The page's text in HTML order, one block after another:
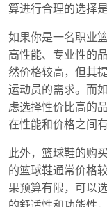
算进行合理的选择
如果你是一名职业
高性能、专业性的
然价格较高，但其
运动员的需求。而
虑选择性价比高的
在性能和价格之间
此外，篮球鞋的购
的篮球鞋通常价格
果预算有限，可以